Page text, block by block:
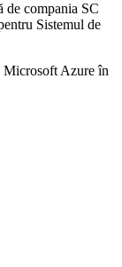
de compania SC
Sistemul de
Microsoft Azure în